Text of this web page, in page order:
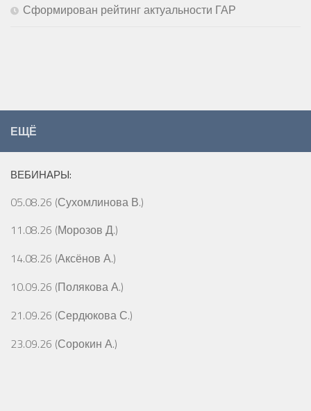
Сформирован рейтинг актуальности ГАР
ЕЩЁ
ВЕБИНАРЫ:
05.08.26 (Сухомлинова В.)
11.08.26 (Морозов Д.)
14.08.26 (Аксёнов А.)
10.09.26 (Полякова А.)
21.09.26 (Сердюкова С.)
23.09.26 (Сорокин А.)